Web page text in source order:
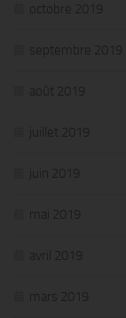
octobre 2019
septembre 2019
août 2019
juillet 2019
juin 2019
mai 2019
avril 2019
mars 2019